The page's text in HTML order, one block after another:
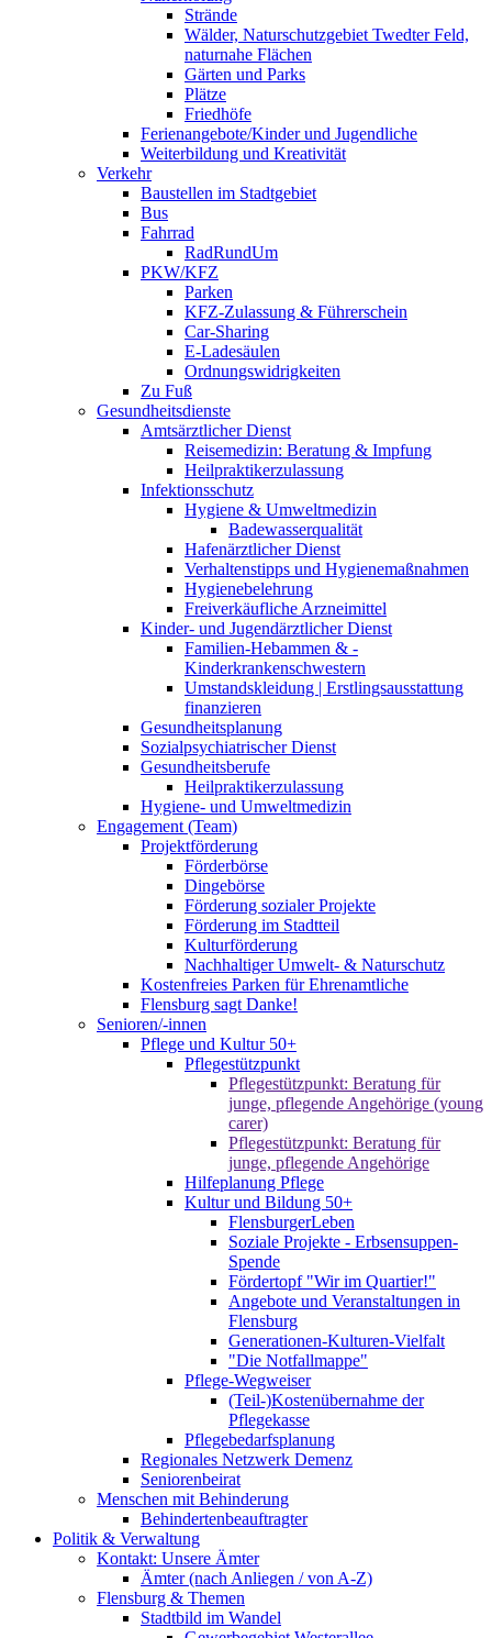
Strände
Wälder, Naturschutzgebiet Twedter Feld,
naturnahe Flächen
Gärten und Parks
Plätze
Friedhöfe
Ferienangebote/Kinder und Jugendliche
Weiterbildung und Kreativität
Verkehr
Baustellen im Stadtgebiet
Bus
Fahrrad
RadRundUm
PKW/KFZ
Parken
KFZ-Zulassung & Führerschein
Car-Sharing
E-Ladesäulen
Ordnungswidrigkeiten
Zu Fuß
Gesundheitsdienste
Amtsärztlicher Dienst
Reisemedizin: Beratung & Impfung
Heilpraktikerzulassung
Infektionsschutz
Hygiene & Umweltmedizin
Badewasserqualität
Hafenärztlicher Dienst
Verhaltenstipps und Hygienemaßnahmen
Hygienebelehrung
Freiverkäufliche Arzneimittel
Kinder- und Jugendärztlicher Dienst
Familien-Hebammen & -
Kinderkrankenschwestern
Umstandskleidung | Erstlingsausstattung
finanzieren
Gesundheitsplanung
Sozialpsychiatrischer Dienst
Gesundheitsberufe
Heilpraktikerzulassung
Hygiene- und Umweltmedizin
Engagement (Team)
Projektförderung
Förderbörse
Dingebörse
Förderung sozialer Projekte
Förderung im Stadtteil
Kulturförderung
Nachhaltiger Umwelt- & Naturschutz
Kostenfreies Parken für Ehrenamtliche
Flensburg sagt Danke!
Senioren/-innen
Pflege und Kultur 50+
Pflegestützpunkt
Pflegestützpunkt: Beratung für
junge, pflegende Angehörige (young
carer)
Pflegestützpunkt: Beratung für
junge, pflegende Angehörige
Hilfeplanung Pflege
Kultur und Bildung 50+
FlensburgerLeben
Soziale Projekte - Erbsensuppen-
Spende
Fördertopf "Wir im Quartier!"
Angebote und Veranstaltungen in
Flensburg
Generationen-Kulturen-Vielfalt
"Die Notfallmappe"
Pflege-Wegweiser
(Teil-)Kostenübernahme der
Pflegekasse
Pflegebedarfsplanung
Regionales Netzwerk Demenz
Seniorenbeirat
Menschen mit Behinderung
Behindertenbeauftragter
Politik & Verwaltung
Kontakt: Unsere Ämter
Ämter (nach Anliegen / von A-Z)
Flensburg & Themen
Stadtbild im Wandel